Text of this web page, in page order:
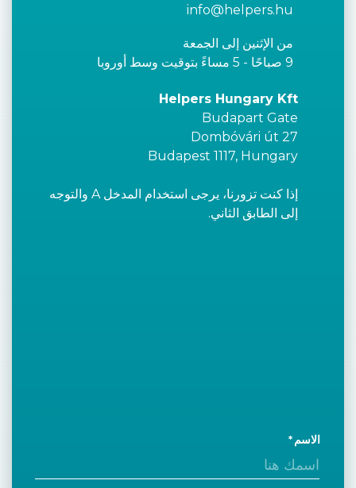
info@helpers.hu
من الإثنين إلى الجمعة
9 صباحًا - 5 مساءً بتوقيت وسط أوروبا
Helpers Hungary Kft
Budapart Gate
Dombóvári út 27
Budapest 1117, Hungary
إذا كنت تزورنا، يرجى استخدام المدخل A والتوجه
إلى الطابق الثاني.
الاسم